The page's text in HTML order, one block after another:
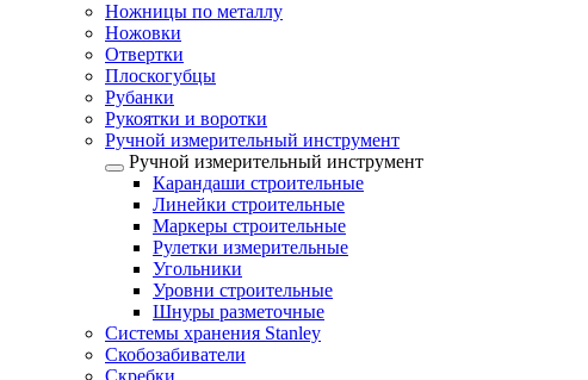
Ножницы по металлу
Ножовки
Отвертки
Плоскогубцы
Рубанки
Рукоятки и воротки
Ручной измерительный инструмент
Ручной измерительный инструмент
Карандаши строительные
Линейки строительные
Маркеры строительные
Рулетки измерительные
Угольники
Уровни строительные
Шнуры разметочные
Системы хранения Stanley
Скобозабиватели
Скребки